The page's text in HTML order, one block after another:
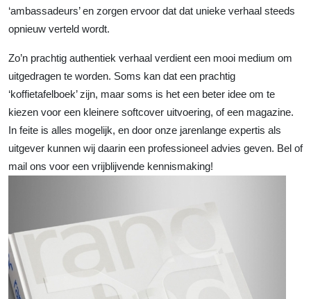
‘ambassadeurs’ en zorgen ervoor dat dat unieke verhaal steeds
opnieuw verteld wordt.
Zo’n prachtig authentiek verhaal verdient een mooi medium om
uitgedragen te worden. Soms kan dat een prachtig
‘koffietafelboek’ zijn, maar soms is het een beter idee om te
kiezen voor een kleinere softcover uitvoering, of een magazine.
In feite is alles mogelijk, en door onze jarenlange expertis als
uitgever kunnen wij daarin een professioneel advies geven. Bel of
mail ons voor een vrijblijvende kennismaking!